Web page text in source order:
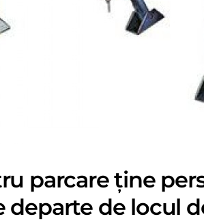
parcare ține
departe de locul